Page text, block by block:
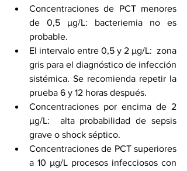
Concentraciones de PCT menores
de 0,5 µg/L: bacteriemia no es
probable.
El intervalo entre 0,5 y 2 µg/L:  zona
gris para el diagnóstico de infección
sistémica. Se recomienda repetir la
prueba 6 y 12 horas después.
Concentraciones por encima de 2
µg/L:  alta probabilidad de sepsis
grave o shock séptico.
Concentraciones de PCT superiores
a 10 µg/L procesos infecciosos con